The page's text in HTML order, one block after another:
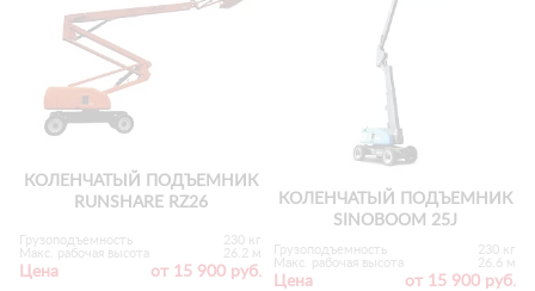
КОЛЕНЧАТЫЙ ПОДЪЕМНИК
RUNSHARE RZ26
Грузоподъемность
230 кг
Макс. рабочая высота
26.2 м
Цена от 15 900 руб.
КОЛЕНЧАТЫЙ ПОДЪЕМНИК
SINOBOOM 25J
Грузоподъемность
230 кг
Макс. рабочая высота
26.6 м
Цена от 15 900 руб.